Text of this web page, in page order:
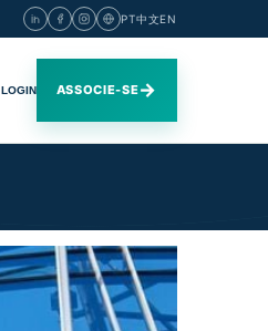
PT中文EN
LOGIN ASSOCIE-SE→